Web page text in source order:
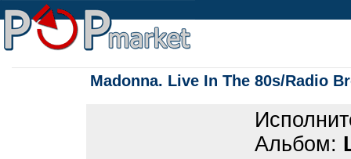
Madonna. Live In The 80s/Radio
Альбом: